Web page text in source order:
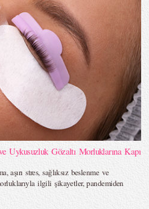
Uykusuzluk Gözaltı Morluklarına Kapı
aşırı stres, sağlıksız beslenme ve
ilgili şikayetler, pandemiden